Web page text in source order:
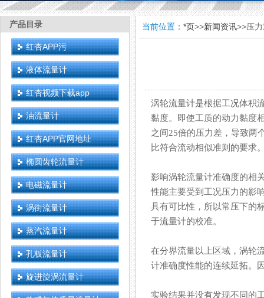
产品目录
红杏APP污
液体流量计
红杏视频下载app
油流量计
红杏APP官网地址
椭圆齿轮流量计
电磁流量计
涡街流量计
蒸汽流量计
孔板流量计
旋进旋涡流量计
当前位置： *页>>新闻资讯>>压
涡轮流量计是根据工况体积流
黏度。即使工质的动力黏度
之间25倍的压力差，导致两
比符合流动相似准则的要求
影响涡轮流量计准确度的相关
性能主要受到工况压力的影响
具有可比性，所以常压
于流量计的校准。
在分界流量以上区域，涡轮
计准确度性能的连续延拓
实验结果并没有发现不同的工